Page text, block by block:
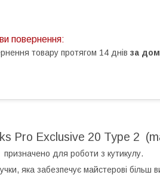
товару протягом 14 днів за
Pro Exclusive 20 Type 2
для роботи з кутикулу.
яка забезпечує майстерові більш